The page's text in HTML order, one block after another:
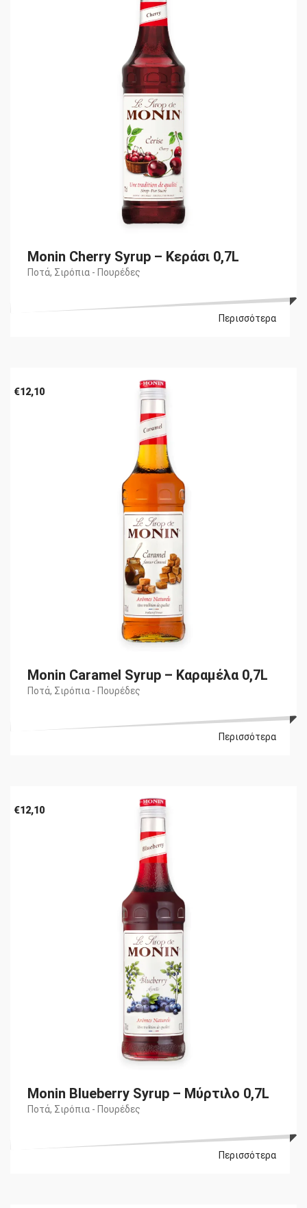
Monin Cherry Syrup – Κεράσι 0,7L
Ποτά, Σιρόπια - Πουρέδες
Περισσότερα
€12,10
Monin Caramel Syrup – Καραμέλα 0,7L
Ποτά, Σιρόπια - Πουρέδες
Περισσότερα
€12,10
Monin Blueberry Syrup – Μύρτιλο 0,7L
Ποτά, Σιρόπια - Πουρέδες
Περισσότερα